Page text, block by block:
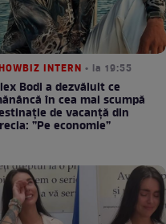
INTERN • la 19:55
Bodi a dezvăluit ce
în cea mai scumpă
de vacanță din
”Pe economie”